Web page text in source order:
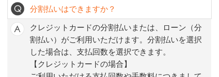
分割払いはできますか？
クレジットカードの分割払いまたは、ローン（分
割払い）がご利用いただけます。分割払いを選択
した場合は、支払回数を選択できます。
【クレジットカードの場合】